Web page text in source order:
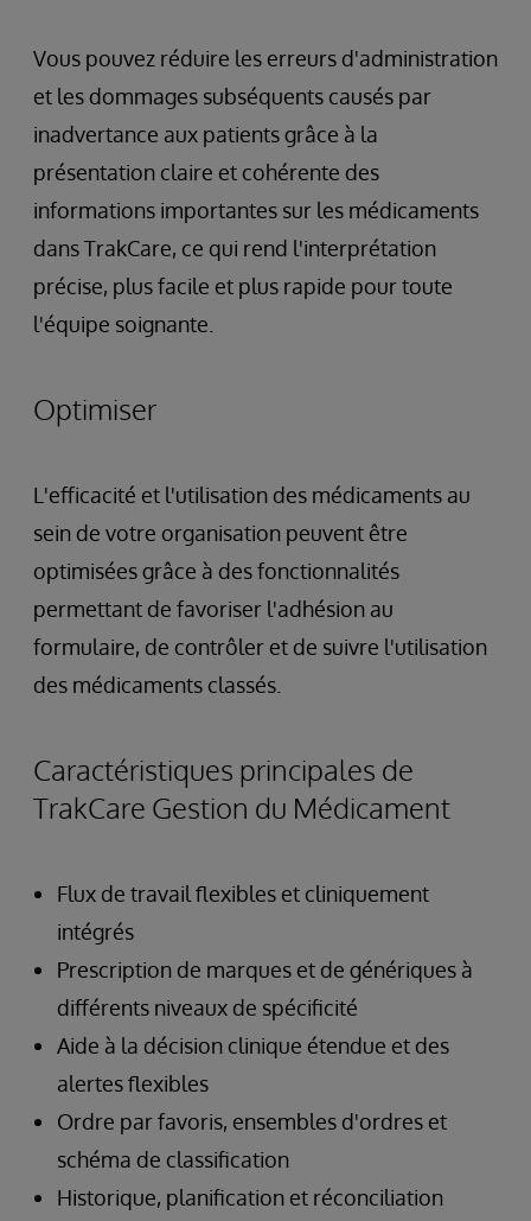
Vous pouvez réduire les erreurs d'administration
et les dommages subséquents causés par
inadvertance aux patients grâce à la
présentation claire et cohérente des
informations importantes sur les médicaments
dans TrakCare, ce qui rend l'interprétation
précise, plus facile et plus rapide pour toute
l'équipe soignante.
Optimiser
L'efficacité et l'utilisation des médicaments au
sein de votre organisation peuvent être
optimisées grâce à des fonctionnalités
permettant de favoriser l'adhésion au
formulaire, de contrôler et de suivre l'utilisation
des médicaments classés.
Caractéristiques principales de
TrakCare Gestion du Médicament
Flux de travail flexibles et cliniquement
intégrés
Prescription de marques et de génériques à
différents niveaux de spécificité
Aide à la décision clinique étendue et des
alertes flexibles
Ordre par favoris, ensembles d'ordres et
schéma de classification
Historique, planification et réconciliation